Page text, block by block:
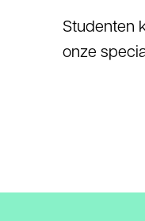
Studenten
onze